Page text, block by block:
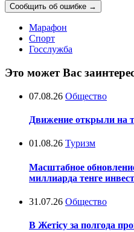
Сообщить об ошибке →
Марафон
Спорт
Госслужба
Это может Вас
07.08.26 Общество
Движение открыли на
01.08.26 Туризм
Масштабное
миллиарда тенге
31.07.26 Общество
В Жетісу за полгода